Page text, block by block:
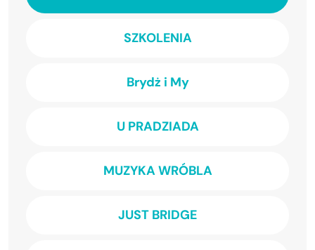
SZKOLENIA
Brydż i My
U PRADZIADA
MUZYKA WRÓBLA
JUST BRIDGE